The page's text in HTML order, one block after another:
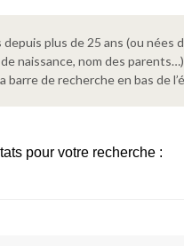
plus de 25 ans (ou nées
naissance, nom des
de recherche en bas de
pour votre recherche :